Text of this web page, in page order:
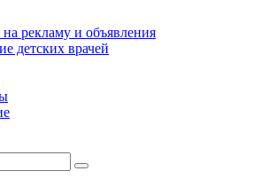
рекламу и объявления
детских врачей
Поиск